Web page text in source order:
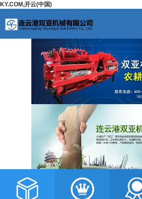
KY.COM,开云(中国)